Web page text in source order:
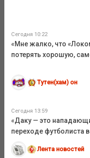
Сегодня 10:22
«Мне жалко, что
потерять хорошую,
Тутен(хам) он
Сегодня 13:59
«Даку — это
переходе футболиста
Лента новостей